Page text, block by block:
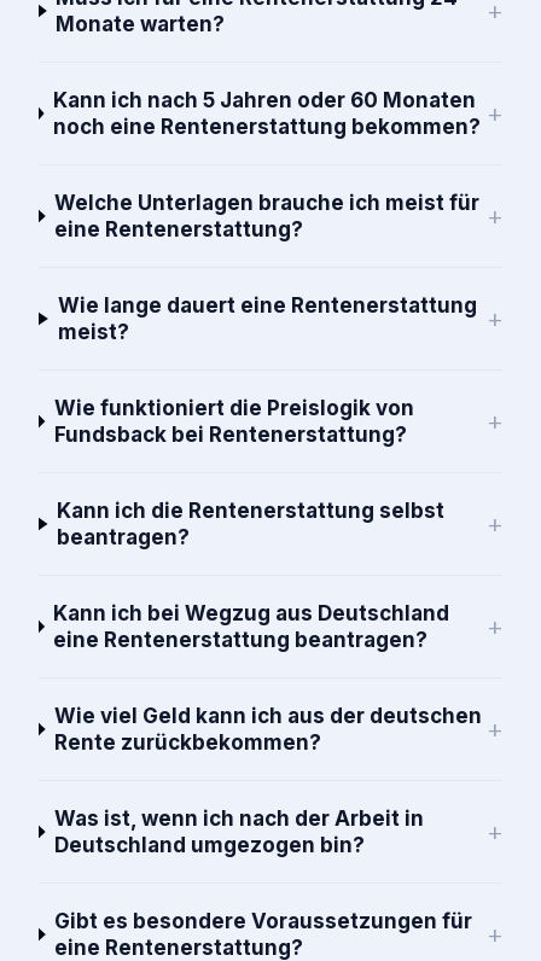
Monate warten?
+
Kann ich nach 5 Jahren oder 60 Monaten
noch eine Rentenerstattung bekommen? +
Welche Unterlagen brauche ich meist für
eine Rentenerstattung?
+
Wie lange dauert eine Rentenerstattung
meist?
+
Wie funktioniert die Preislogik von
Fundsback bei Rentenerstattung?
+
Kann ich die Rentenerstattung selbst
beantragen?
+
Kann ich bei Wegzug aus Deutschland
eine Rentenerstattung beantragen?
+
Wie viel Geld kann ich aus der deutschen
Rente zurückbekommen?
+
Was ist, wenn ich nach der Arbeit in
Deutschland umgezogen bin?
+
Gibt es besondere Voraussetzungen für
eine Rentenerstattung?
+